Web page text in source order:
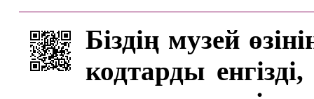
Біздің музей
кодтарды